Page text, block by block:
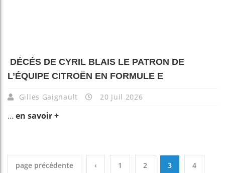
DÉCÉS DE CYRIL BLAIS LE PATRON DE
L’ÉQUIPE CITROËN EN FORMULE E
Gilles Gaignault 20 Juil 2026
... en savoir +
page précédente ‹ 1 2 3 4